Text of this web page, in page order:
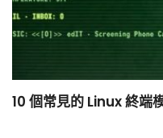
10 個常見的 Linux 終端